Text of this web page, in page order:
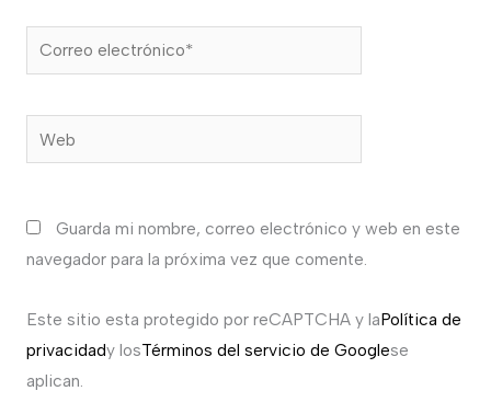
Correo
electrónico*
Web
Guarda mi nombre, correo electrónico y web en este
navegador para la próxima vez que comente.
Este sitio esta protegido por reCAPTCHA y laPolítica de
privacidady losTérminos del servicio de Googlese
aplican.